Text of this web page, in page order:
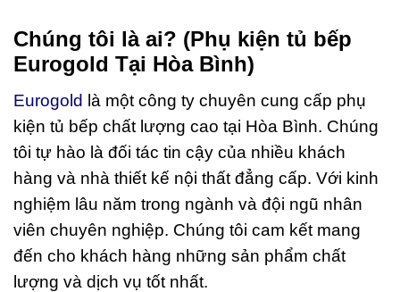
Chúng tôi là ai? (Phụ kiện tủ bếp
Eurogold Tại Hòa Bình)
Eurogold là một công ty chuyên cung cấp phụ
kiện tủ bếp chất lượng cao tại Hòa Bình. Chúng
tôi tự hào là đối tác tin cậy của nhiều khách
hàng và nhà thiết kế nội thất đẳng cấp. Với kinh
nghiệm lâu năm trong ngành và đội ngũ nhân
viên chuyên nghiệp. Chúng tôi cam kết mang
đến cho khách hàng những sản phẩm chất
lượng và dịch vụ tốt nhất.